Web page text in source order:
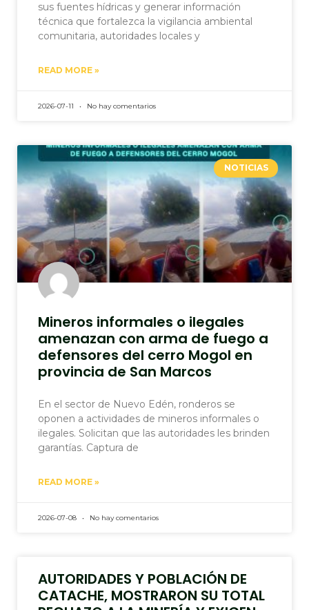
sus fuentes hídricas y generar información
técnica que fortalezca la vigilancia ambiental
comunitaria, autoridades locales y
READ MORE »
2026-07-11 No hay comentarios
NOTICIAS
Mineros informales o ilegales
amenazan con arma de fuego a
defensores del cerro Mogol en
provincia de San Marcos
En el sector de Nuevo Edén, ronderos se
oponen a actividades de mineros informales o
ilegales. Solicitan que las autoridades les brinden
garantías. Captura de
READ MORE »
2026-07-08 No hay comentarios
AUTORIDADES Y POBLACIÓN DE
CATACHE, MOSTRARON SU TOTAL